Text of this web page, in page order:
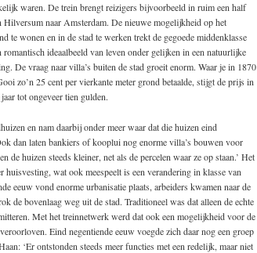
waren. De trein brengt reizigers bijvoorbeeld in ruim een half
Hilversum naar Amsterdam. De nieuwe mogelijkheid op het
te wonen en in de stad te werken trekt de gegoede middenklasse
romantisch ideaalbeeld van leven onder gelijken in een natuurlijke
De vraag naar villa’s buiten de stad groeit enorm. Waar je in 1870
zo’n 25 cent per vierkante meter grond betaalde, stijgt de prijs in
tot ongeveer tien gulden.
en nam daarbij onder meer waar dat die huizen eind
dan laten bankiers of kooplui nog enorme villa’s bouwen voor
de huizen steeds kleiner, net als de percelen waar ze op staan.’ Het
wat ook meespeelt is een verandering in klasse van
eeuw vond enorme urbanisatie plaats, arbeiders kwamen naar de
de bovenlaag weg uit de stad. Traditioneel was dat alleen de echte
Met het treinnetwerk werd dat ook een mogelijkheid voor de
Eind negentiende eeuw voegde zich daar nog een groep
‘Er ontstonden steeds meer functies met een redelijk, maar niet